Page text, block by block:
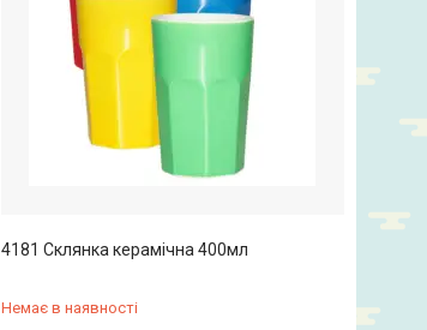
4181 Склянка керамічна 400мл
Немає в наявності